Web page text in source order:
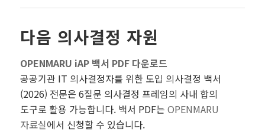
다음 의사결정 자원
OPENMARU iAP 백서 PDF 다운로드
공공기관 IT 의사결정자를 위한 도입 의사결정 백서
(2026) 전문은 6질문 의사결정 프레임의 사내 합의
도구로 활용 가능합니다. 백서 PDF는 OPENMARU
자료실에서 신청할 수 있습니다.